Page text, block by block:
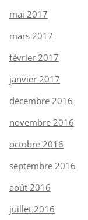
mai 2017
mars 2017
février 2017
janvier 2017
décembre 2016
novembre 2016
octobre 2016
septembre 2016
août 2016
juillet 2016